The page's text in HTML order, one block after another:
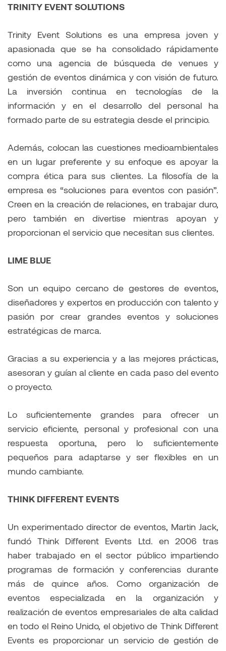
TRINITY EVENT SOLUTIONS
Trinity Event Solutions es una empresa joven y
apasionada que se ha consolidado rápidamente
como una agencia de búsqueda de venues y
gestión de eventos dinámica y con visión de futuro.
La inversión continua en tecnologías de la
información y en el desarrollo del personal ha
formado parte de su estrategia desde el principio.
Además, colocan las cuestiones medioambientales
en un lugar preferente y su enfoque es apoyar la
compra ética para sus clientes. La filosofía de la
empresa es “soluciones para eventos con pasión”.
Creen en la creación de relaciones, en trabajar duro,
pero también en divertise mientras apoyan y
proporcionan el servicio que necesitan sus clientes.
LIME BLUE
Son un equipo cercano de gestores de eventos,
diseñadores y expertos en producción con talento y
pasión por crear grandes eventos y soluciones
estratégicas de marca.
Gracias a su experiencia y a las mejores prácticas,
asesoran y guían al cliente en cada paso del evento
o proyecto.
Lo suficientemente grandes para ofrecer un
servicio eficiente, personal y profesional con una
respuesta oportuna, pero lo suficientemente
pequeños para adaptarse y ser flexibles en un
mundo cambiante.
THINK DIFFERENT EVENTS
Un experimentado director de eventos, Martin Jack,
fundó Think Different Events Ltd. en 2006 tras
haber trabajado en el sector público impartiendo
programas de formación y conferencias durante
más de quince años. Como organización de
eventos especializada en la organización y
realización de eventos empresariales de alta calidad
en todo el Reino Unido, el objetivo de Think Different
Events es proporcionar un servicio de gestión de